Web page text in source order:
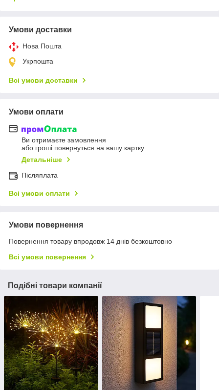
Умови доставки
Нова Пошта
Укрпошта
Всі умови доставки
Умови оплати
Ви отримаєте замовлення
або гроші повернуться на вашу картку
Детальніше
Післяплата
Всі умови оплати
Умови повернення
Повернення товару впродовж 14 днів безкоштовно
Всі умови повернення
Подібні товари компанії